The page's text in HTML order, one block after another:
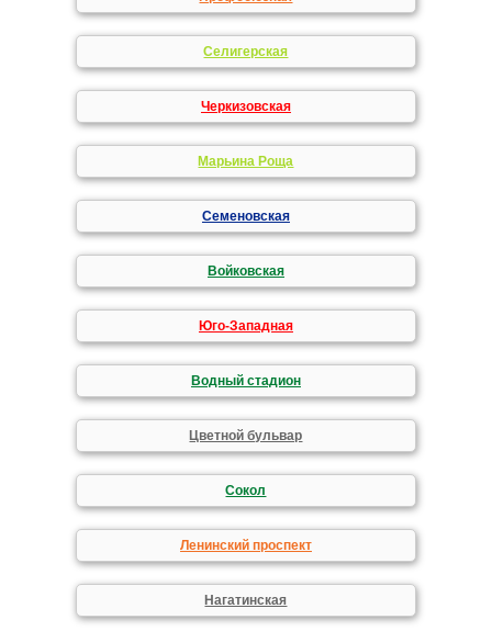
Селигерская
Черкизовская
Марьина Роща
Семеновская
Войковская
Юго-Западная
Водный стадион
Цветной бульвар
Сокол
Ленинский проспект
Нагатинская